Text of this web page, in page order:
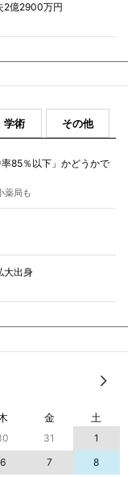
2億2900万円
学術 その他
85％以下」かどうかで
薬局も
大出身
金 土
31
1
6 7
8